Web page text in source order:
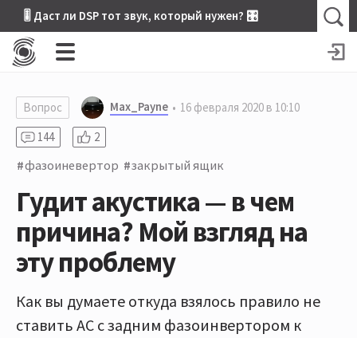
🎚 Даст ли DSP тот звук, который нужен? 🎛
Вопрос Max_Payne
16 февраля 2020 в 10:10
144
2
фазоиневертор закрытый ящик
Гудит акустика — в чем
причина? Мой взгляд на
эту проблему
Как вы думаете откуда взялось правило не
ставить АС с задним фазоинвертором к